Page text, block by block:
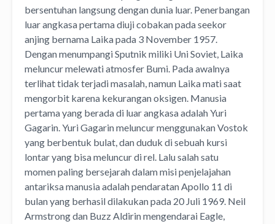
bersentuhan langsung dengan dunia luar. Penerbangan
luar angkasa pertama diuji cobakan pada seekor
anjing bernama Laika pada 3 November 1957.
Dengan menumpangi Sputnik miliki Uni Soviet, Laika
meluncur melewati atmosfer Bumi. Pada awalnya
terlihat tidak terjadi masalah, namun Laika mati saat
mengorbit karena kekurangan oksigen. Manusia
pertama yang berada di luar angkasa adalah Yuri
Gagarin. Yuri Gagarin meluncur menggunakan Vostok
yang berbentuk bulat, dan duduk di sebuah kursi
lontar yang bisa meluncur di rel. Lalu salah satu
momen paling bersejarah dalam misi penjelajahan
antariksa manusia adalah pendaratan Apollo 11 di
bulan yang berhasil dilakukan pada 20 Juli 1969. Neil
Armstrong dan Buzz Aldirin mengendarai Eagle,